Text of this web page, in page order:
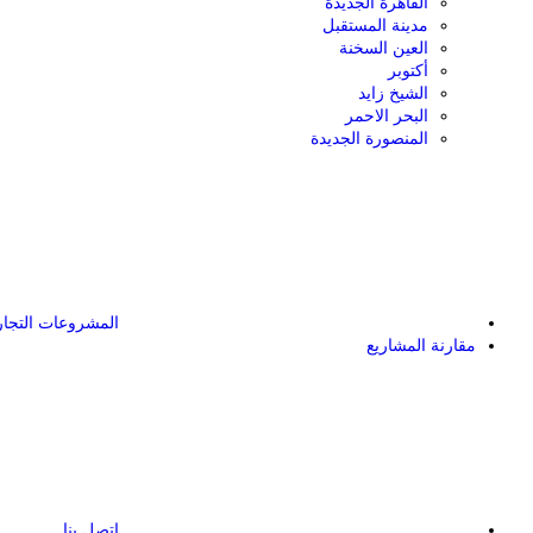
مدينة المستقبل
العين السخنة
أكتوبر
الشيخ زايد
البحر الاحمر
المنصورة الجديدة
المشروعات
مقارنة المشاريع